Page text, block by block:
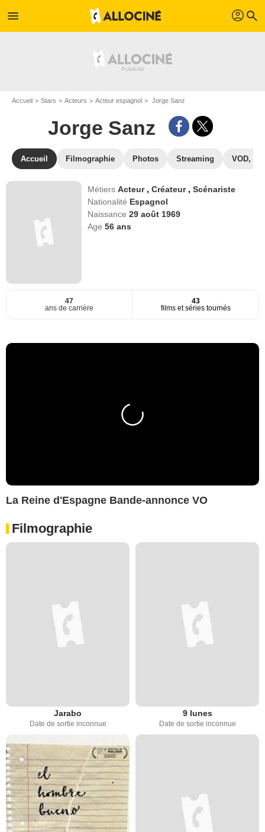
menu profil search
Accueil Stars Acteurs Acteur espagnol Jorge Sanz
Jorge Sanz
Accueil Filmographie Photos Streaming VOD,
MétiersActeur ,Créateur ,Scénariste
Nationalité Espagnol
Naissance29 août 1969
Age56 ans
47
ans de carrière
43
films et séries tournés
La Reine d'Espagne Bande-annonce VO
Filmographie
Jarabo
Date de sortie inconnue
9 lunes
Date de sortie inconnue